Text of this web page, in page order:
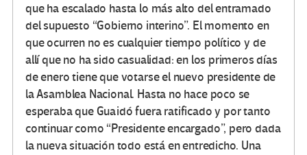
que ha escalado hasta lo más alto del entramado
del supuesto “Gobierno interino”. El momento en
que ocurren no es cualquier tiempo político y de
allí que no ha sido casualidad: en los primeros días
de enero tiene que votarse el nuevo presidente de
la Asamblea Nacional. Hasta no hace poco se
esperaba que Guaidó fuera ratificado y por tanto
continuar como “Presidente encargado”, pero dada
la nueva situación todo está en entredicho. Una